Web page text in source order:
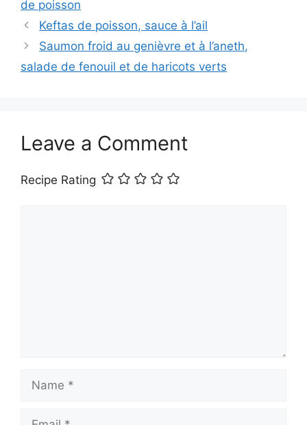
de poisson
Keftas de poisson, sauce à l’ail
Saumon froid au genièvre et à l’aneth,
salade de fenouil et de haricots verts
Leave a Comment
Recipe Rating